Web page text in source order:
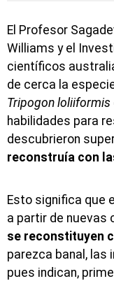
El Profesor
Williams y el
científicos
de cerca la
Tripogon loliiformis
habilidades para
descubrieron
reconstruía con
Esto significa que
a partir de nuevas
se reconstituyen
parezca banal,
pues indican,